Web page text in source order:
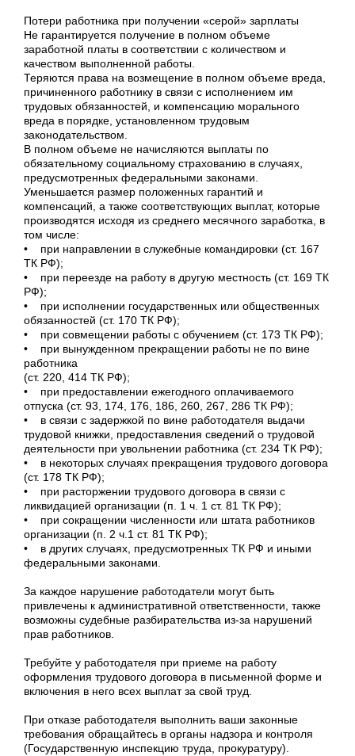
Потери работника при получении «серой» зарплаты
Не гарантируется получение в полном объеме
заработной платы в соответствии с количеством и
качеством выполненной работы.
Теряются права на возмещение в полном объеме вреда,
причиненного работнику в связи с исполнением им
трудовых обязанностей, и компенсацию морального
вреда в порядке, установленном трудовым
законодательством.
В полном объеме не начисляются выплаты по
обязательному социальному страхованию в случаях,
предусмотренных федеральными законами.
Уменьшается размер положенных гарантий и
компенсаций, а также соответствующих выплат, которые
производятся исходя из среднего месячного заработка, в
том числе:
• при направлении в служебные командировки (ст. 167
ТК РФ);
• при переезде на работу в другую местность (ст. 169 ТК
РФ);
• при исполнении государственных или общественных
обязанностей (ст. 170 ТК РФ);
• при совмещении работы с обучением (ст. 173 ТК РФ);
• при вынужденном прекращении работы не по вине
работника
(ст. 220, 414 ТК РФ);
• при предоставлении ежегодного оплачиваемого
отпуска (ст. 93, 174, 176, 186, 260, 267, 286 ТК РФ);
• в связи с задержкой по вине работодателя выдачи
трудовой книжки, предоставления сведений о трудовой
деятельности при увольнении работника (ст. 234 ТК РФ);
• в некоторых случаях прекращения трудового договора
(ст. 178 ТК РФ);
• при расторжении трудового договора в связи с
ликвидацией организации (п. 1 ч. 1 ст. 81 ТК РФ);
• при сокращении численности или штата работников
организации (п. 2 ч.1 ст. 81 ТК РФ);
• в других случаях, предусмотренных ТК РФ и иными
федеральными законами.
За каждое нарушение работодатели могут быть
привлечены к административной ответственности, также
возможны судебные разбирательства из-за нарушений
прав работников.
Требуйте у работодателя при приеме на работу
оформления трудового договора в письменной форме и
включения в него всех выплат за свой труд.
При отказе работодателя выполнить ваши законные
требования обращайтесь в органы надзора и контроля
(Государственную инспекцию труда, прокуратуру).